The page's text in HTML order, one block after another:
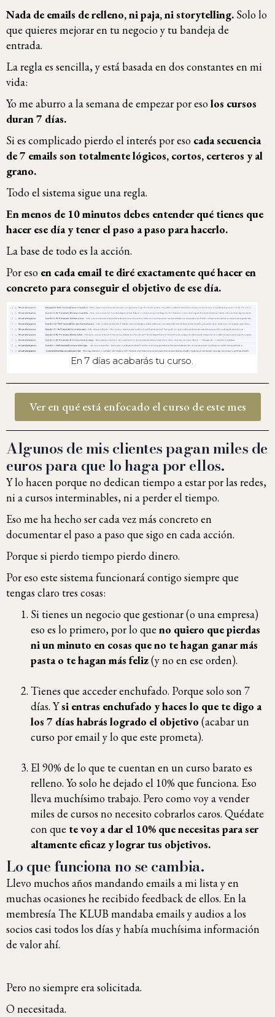
Nada de emails de relleno, ni paja, ni storytelling. Solo lo
que quieres mejorar en tu negocio y tu bandeja de
entrada.
La regla es sencilla, y está basada en dos constantes en mi
vida:
Yo me aburro a la semana de empezar por esolos cursos
duran 7 días.
Si es complicado pierdo el interés por eso cada secuencia
de 7 emails son totalmente lógicos, cortos, certeros y al
grano.
Todo el sistema sigue una regla.
En menos de 10 minutos debes entender qué tienes que
hacer ese día y tener el paso a paso para hacerlo.
La base de todo es la acción.
Por eso en cada email te diré exactamente qué hacer en
concreto para conseguir el objetivo de ese día.
En 7 días acabarás tu curso.
Ver en qué está enfocado el curso de este mes
Algunos de mis clientes pagan miles de
euros para que lo haga por ellos.
Y lo hacen porque no dedican tiempo a estar por las redes,
ni a cursos interminables, ni a perder el tiempo.
Eso me ha hecho ser cada vez más concreto en
documentar el paso a paso que sigo en cada acción.
Porque si pierdo tiempo pierdo dinero.
Por eso este sistema funcionará contigo siempre que
tengas claro tres cosas:
Si tienes un negocio que gestionar (o una empresa)
eso es lo primero, por lo que no quiero que pierdas
ni un minuto en cosas que no te hagan ganar más
pasta o te hagan más feliz(y no en ese orden).
Tienes que acceder enchufado. Porque solo son 7
días. Ysi entras enchufado y haces lo que te digo a
los 7 días habrás logrado el objetivo (acabar un
curso por email y lo que este prometa).
El 90% de lo que te cuentan en un curso barato es
relleno. Yo solo he dejado el 10% que funciona. Eso
lleva muchísimo trabajo. Pero como voy a vender
miles de cursos no necesito cobrarlos caros. Quédate
con que te voy a dar el 10% que necesitas para ser
altamente eficaz y lograr tus objetivos.
Lo que funciona no se cambia.
Llevo muchos años mandando emails a mi lista y en
muchas ocasiones he recibido feedback de ellos. En la
membresía The KLUB mandaba emails y audios a los
socios casi todos los días y había muchísima información
de valor ahí.
Pero no siempre era solicitada.
O necesitada.